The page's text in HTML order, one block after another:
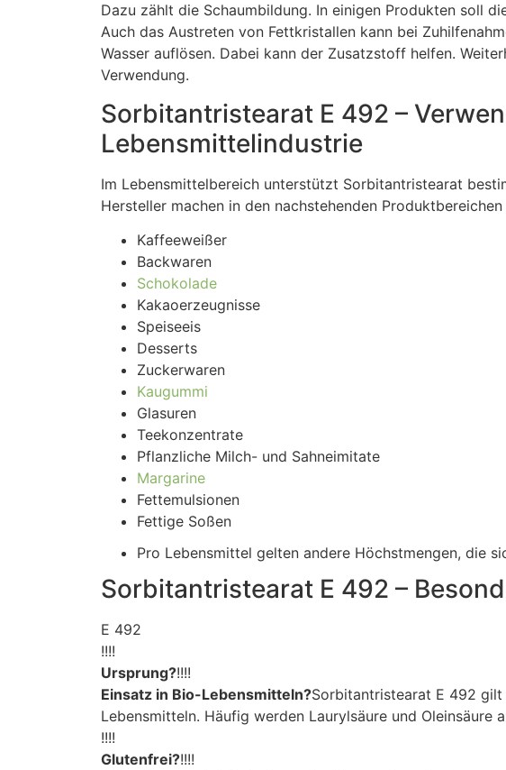
Dazu zählt die Schaumbildung. In einigen Produkten soll
Auch das Austreten von Fettkristallen kann bei
Wasser auflösen. Dabei kann der Zusatzstoff helfen.
Verwendung.
Sorbitantristearat E 492 –
Lebensmittelindustrie
Im Lebensmittelbereich unterstützt Sorbitantristearat
Hersteller machen in den nachstehenden
Kaffeeweißer
Backwaren
Schokolade
Kakaoerzeugnisse
Speiseeis
Desserts
Zuckerwaren
Kaugummi
Glasuren
Teekonzentrate
Pflanzliche Milch- und Sahneimitate
Margarine
Fettemulsionen
Fettige Soßen
Pro Lebensmittel gelten andere Höchstmengen, die
Sorbitantristearat E 492 –
E 492
!!!!
Ursprung?!!!!
Einsatz in Bio-Lebensmitteln?Sorbitantristearat E 492
Lebensmitteln. Häufig werden Laurylsäure und
!!!!
Glutenfrei?!!!!